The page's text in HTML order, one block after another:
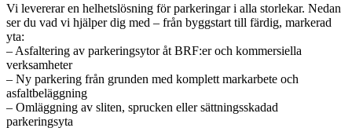
Vi levererar en helhetslösning för parkeringar i alla storlekar. Nedan
ser du vad vi hjälper dig med – från byggstart till färdig, markerad
yta:
– Asfaltering av parkeringsytor åt BRF:er och kommersiella
verksamheter
– Ny parkering från grunden med komplett markarbete och
asfaltbeläggning
– Omläggning av sliten, sprucken eller sättningsskadad
parkeringsyta